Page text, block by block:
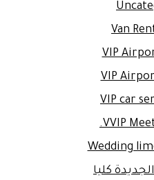
Van
VIP
VIP
VIP car
VVIP
Wedding
كليا